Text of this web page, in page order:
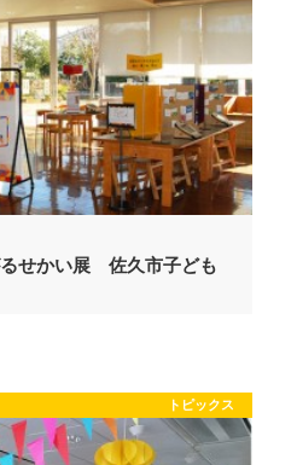
せかい展 佐久市子ども
トピックス